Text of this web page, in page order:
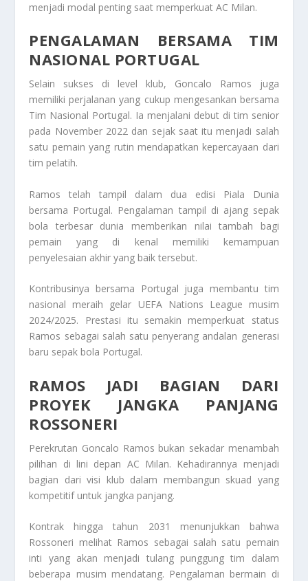
menjadi modal penting saat memperkuat AC Milan.
PENGALAMAN BERSAMA TIM
NASIONAL PORTUGAL
Selain sukses di level klub, Goncalo Ramos juga
memiliki perjalanan yang cukup mengesankan bersama
Tim Nasional Portugal. Ia menjalani debut di tim senior
pada November 2022 dan sejak saat itu menjadi salah
satu pemain yang rutin mendapatkan kepercayaan dari
tim pelatih.
Ramos telah tampil dalam dua edisi Piala Dunia
bersama Portugal. Pengalaman tampil di ajang sepak
bola terbesar dunia memberikan nilai tambah bagi
pemain yang di kenal memiliki kemampuan
penyelesaian akhir yang baik tersebut.
Kontribusinya bersama Portugal juga membantu tim
nasional meraih gelar UEFA Nations League musim
2024/2025. Prestasi itu semakin memperkuat status
Ramos sebagai salah satu penyerang andalan generasi
baru sepak bola Portugal.
RAMOS JADI BAGIAN DARI
PROYEK JANGKA PANJANG
ROSSONERI
Perekrutan Goncalo Ramos bukan sekadar menambah
pilihan di lini depan AC Milan. Kehadirannya menjadi
bagian dari visi klub dalam membangun skuad yang
kompetitif untuk jangka panjang.
Kontrak hingga tahun 2031 menunjukkan bahwa
Rossoneri melihat Ramos sebagai salah satu pemain
inti yang akan menjadi tulang punggung tim dalam
beberapa musim mendatang. Pengalaman bermain di